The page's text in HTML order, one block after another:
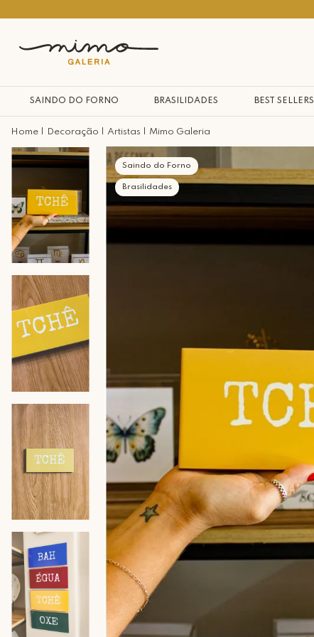
SAINDO DO FORNO BRASILIDADES BEST SELLERS
Decoração Artistas Mimo Galeria
Saindo do Forno
Brasilidades